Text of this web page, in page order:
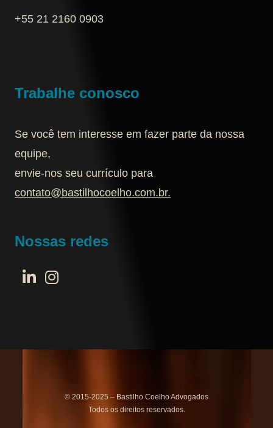
+55 21 2160 0903‬
Trabalhe conosco
Se você tem interesse em fazer parte da nossa
equipe,
envie-nos seu currículo para
contato@bastilhocoelho.com.br.
Nossas redes
© 2015-2025 – Bastilho Coelho Advogados
Todos os direitos reservados.